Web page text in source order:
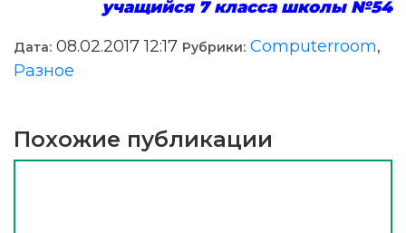
учащийся 7 класса школы №54
Дата: 08.02.2017 12:17 Рубрики: Computerroom,
Разное
Похожие публикации